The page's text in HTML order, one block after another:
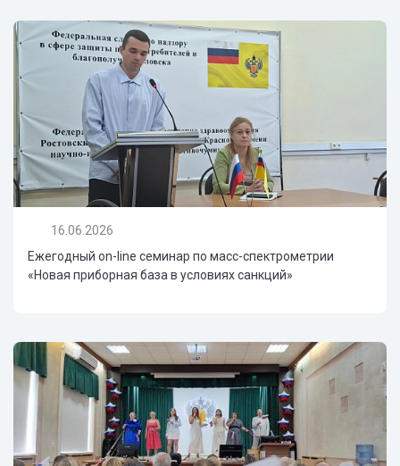
16.06.2026
Ежегодный on-line семинар по масс-спектрометрии
«Новая приборная база в условиях санкций»